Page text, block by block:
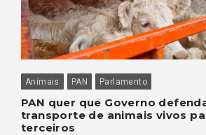
Animais PAN Parlamento
PAN quer que Governo
transporte de animais vivos
terceiros